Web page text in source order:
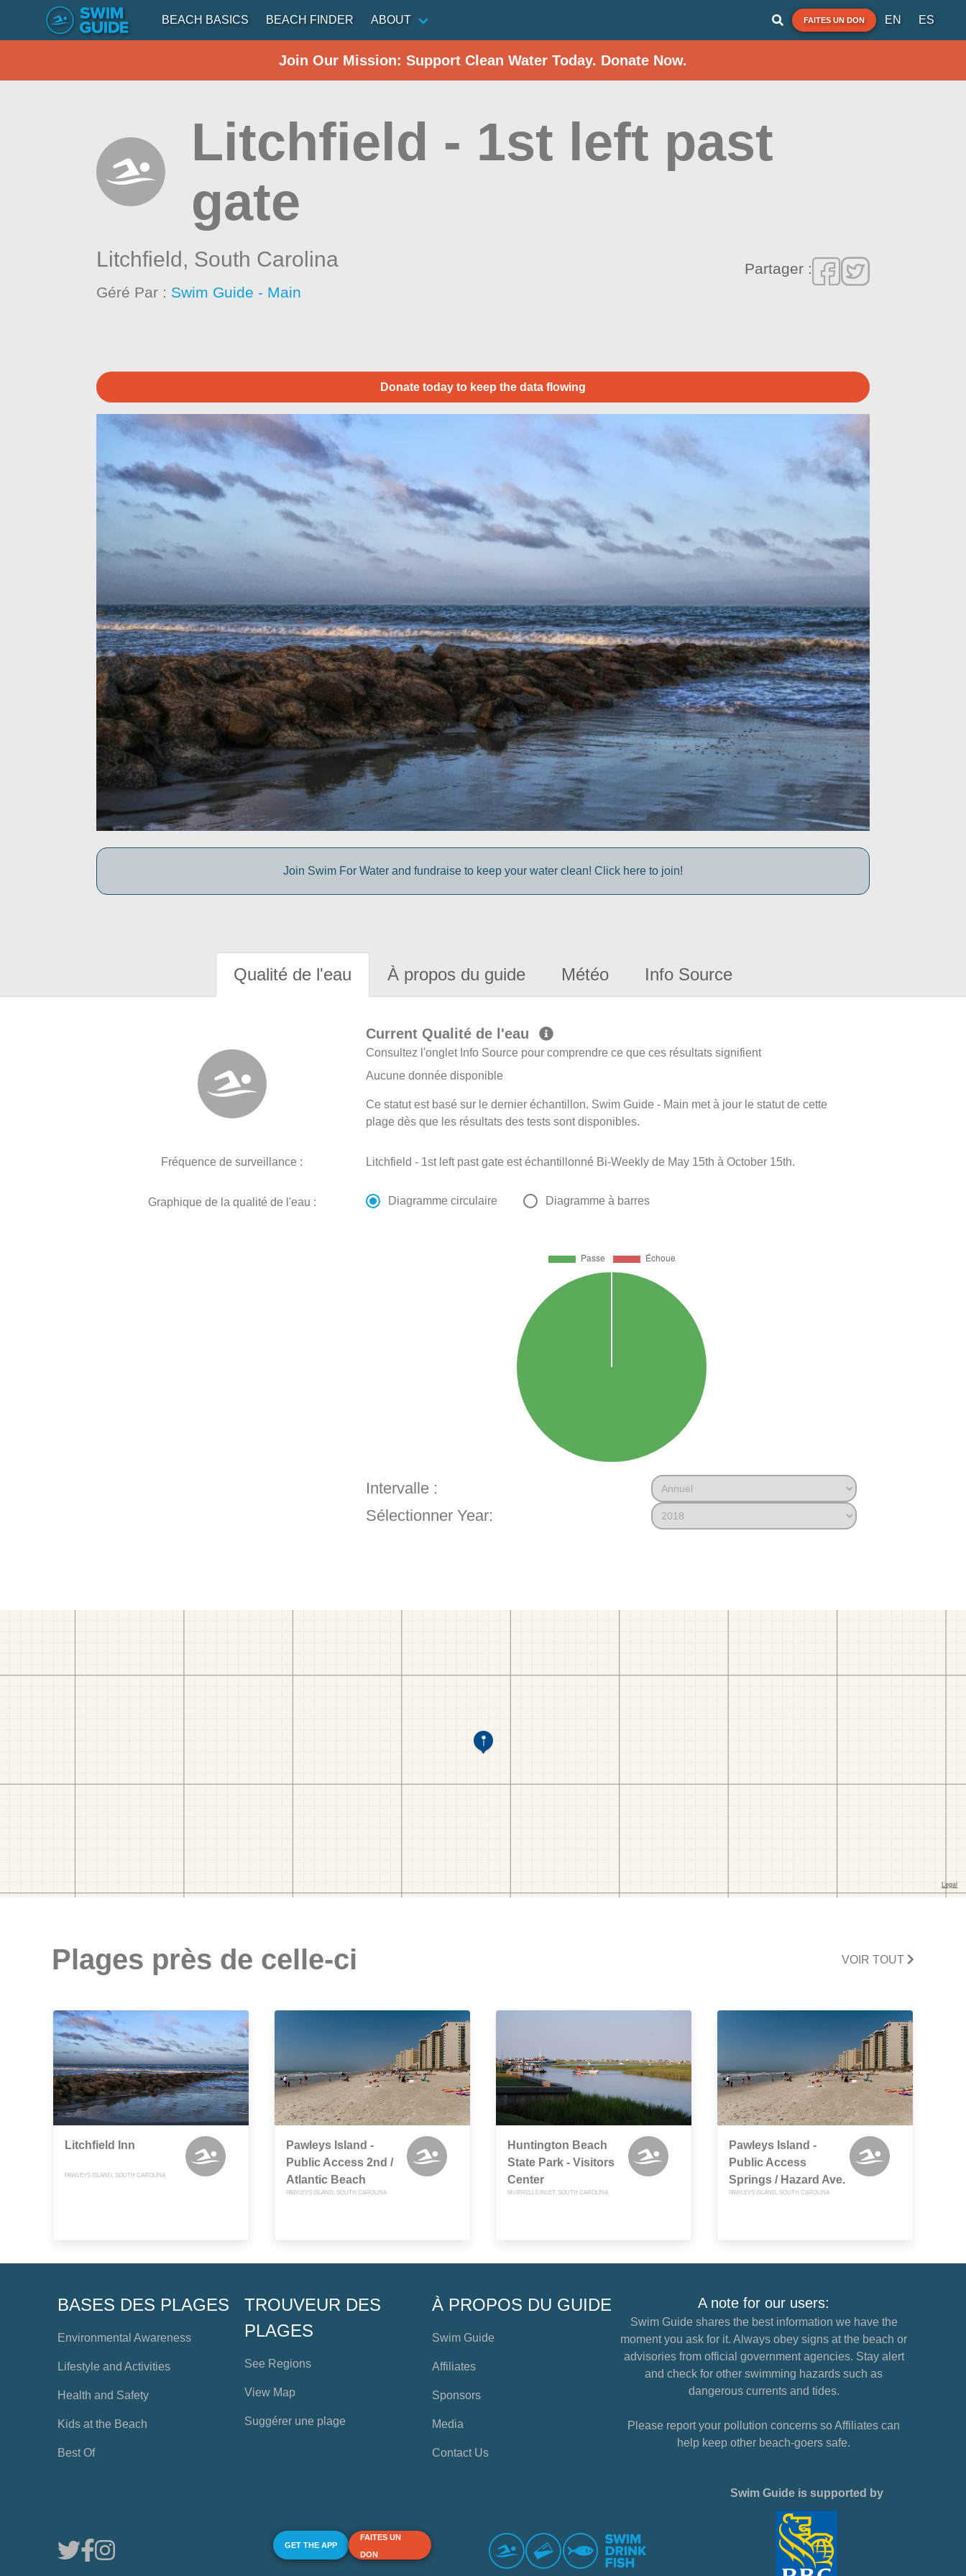
BEACH BASICS BEACH FINDER ABOUT FAITES UN DON EN ES
Join Our Mission: Support Clean Water Today. Donate Now.
Litchfield - 1st left past
gate
Litchfield, South Carolina
Géré Par : Swim Guide - Main
Partager :
Donate today to keep the data flowing
Join Swim For Water and fundraise to keep your water clean! Click here to join!
Qualité de l'eau À propos du guide Météo Info Source
Current Qualité de l'eau
Consultez l'onglet Info Source pour comprendre ce que ces résultats signifient
Aucune donnée disponible
Ce statut est basé sur le dernier échantillon. Swim Guide - Main met à jour le statut de cette
plage dès que les résultats des tests sont disponibles.
Fréquence de surveillance : Litchfield - 1st left past gate est échantillonné Bi-Weekly de May 15th à October 15th.
Graphique de la qualité de l'eau : Diagramme circulaire Diagramme à barres
Intervalle :
Sélectionner Year:
Plages près de celle-ci VOIR TOUT
Litchfield Inn
PAWLEYS ISLAND, SOUTH CAROLINA
Pawleys Island -
Public Access 2nd /
Atlantic Beach
PAWLEYS ISLAND, SOUTH CAROLINA
Huntington Beach
State Park - Visitors
Center
MURRELLS INLET, SOUTH CAROLINA
Pawleys Island -
Public Access
Springs / Hazard Ave.
PAWLEYS ISLAND, SOUTH CAROLINA
BASES DES PLAGES
Environmental Awareness
Lifestyle and Activities
Health and Safety
Kids at the Beach
Best Of
TROUVEUR DES
PLAGES
See Regions
View Map
Suggérer une plage
À PROPOS DU GUIDE
Swim Guide
Affiliates
Sponsors
Media
Contact Us
A note for our users:
Swim Guide shares the best information we have the
moment you ask for it. Always obey signs at the beach or
advisories from official government agencies. Stay alert
and check for other swimming hazards such as
dangerous currents and tides.
Please report your pollution concerns so Affiliates can
help keep other beach-goers safe.
GET THE APP
FAITES UN
DON
Swim Guide is supported by